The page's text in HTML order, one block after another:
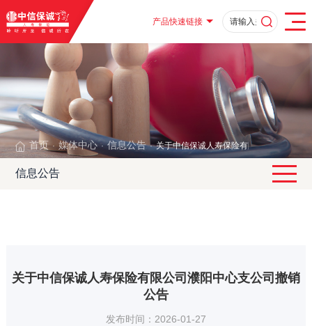
产品快速链接
首页 · 媒体中心 · 信息公告 · 关于中信保诚人寿保险有限公司濮阳中心
信息公告
关于中信保诚人寿保险有限公司濮阳中心支公司撤销
公告
发布时间：2026-01-27